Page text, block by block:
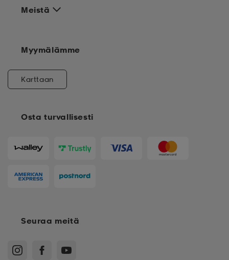
Meistä
Osta turvallisesti
Myymälämme
Karttaan
Seuraa meitä